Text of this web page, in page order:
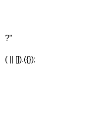
?”
( || []).({});